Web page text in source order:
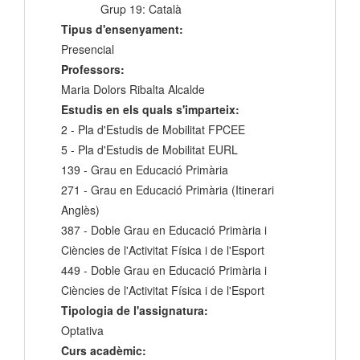
Grup 19: Català
Tipus d'ensenyament:
Presencial
Professors:
Maria Dolors Ribalta Alcalde
Estudis en els quals s'imparteix:
2 - Pla d'Estudis de Mobilitat FPCEE
5 - Pla d'Estudis de Mobilitat EURL
139 - Grau en Educació Primària
271 - Grau en Educació Primària (Itinerari
Anglès)
387 - Doble Grau en Educació Primària i
Ciències de l'Activitat Física i de l'Esport
449 - Doble Grau en Educació Primària i
Ciències de l'Activitat Física i de l'Esport
Tipologia de l'assignatura:
Optativa
Curs acadèmic: